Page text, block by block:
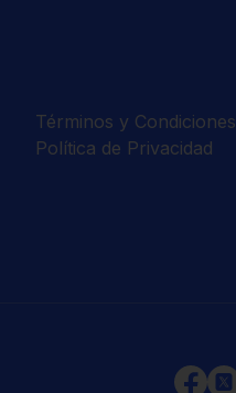
Términos y Condiciones
Política de Privacidad